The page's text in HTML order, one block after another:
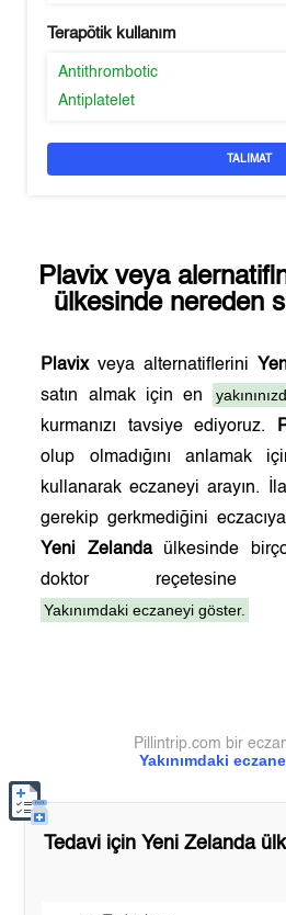
Terapötik kullanım
Antithrombotic
Antiplatelet
TALIMAT
Plavixveya
ülkesinde nereden
Plavixveya alternatiflerini
satın almak için en
kurmanızı tavsiye ediyoruz.
olup olmadığını anlamak
kullanarak eczaneyi arayın.
gerekip gerkmediğini
Yeni Zelandaülkesinde
doktor reçetesine
Yakınımdaki eczaneyi göster.
Yakınımdaki
Pillintrip.com bir
Tedavi için Yeni Zelanda